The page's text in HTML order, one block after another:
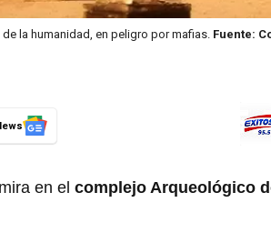
de la humanidad, en peligro por mafias. Fuente:
en el complejo Arqueológico